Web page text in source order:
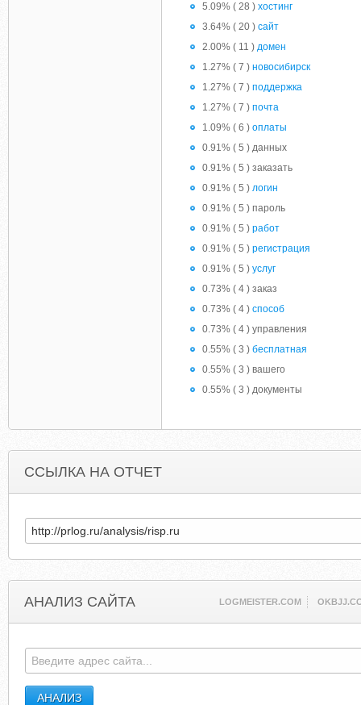
5.09% ( 28 ) хостинг
3.64% ( 20 ) сайт
2.00% ( 11 ) домен
1.27% ( 7 ) новосибирск
1.27% ( 7 ) поддержка
1.27% ( 7 ) почта
1.09% ( 6 ) оплаты
0.91% ( 5 ) данных
0.91% ( 5 ) заказать
0.91% ( 5 ) логин
0.91% ( 5 ) пароль
0.91% ( 5 ) работ
0.91% ( 5 ) регистрация
0.91% ( 5 ) услуг
0.73% ( 4 ) заказ
0.73% ( 4 ) способ
0.73% ( 4 ) управления
0.55% ( 3 ) бесплатная
0.55% ( 3 ) вашего
0.55% ( 3 ) документы
ССЫЛКА НА ОТЧЕТ
АНАЛИЗ САЙТА LOGMEISTER.COM